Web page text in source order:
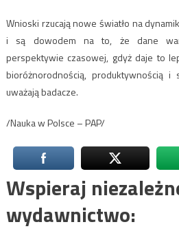
Wnioski rzucają nowe światło na
i są dowodem na to, że dane
perspektywie czasowej, gdyż daje to
bioróżnorodnością, produktywnością i
uważają badacze.
/Nauka w Polsce – PAP/
Wspieraj
wydawnictwo: